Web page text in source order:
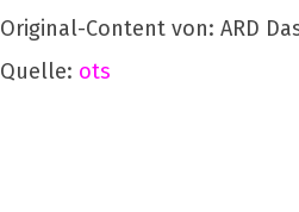
Original-Content von: ARD
Quelle: ots